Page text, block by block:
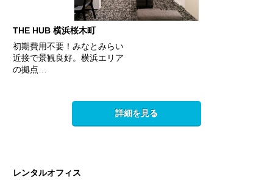
THE HUB 横浜桜木町
初期費用不要！みなとみらい
近接で景観良好。横浜エリア
の拠点…
詳細を見る
レンタルオフィス